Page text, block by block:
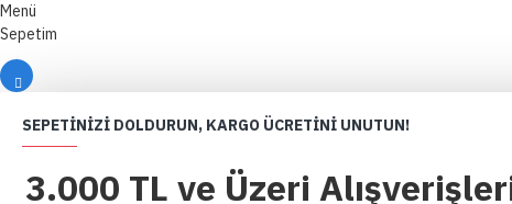
Menü
Sepetim
SEPETINIZI DOLDURUN, KARGO ÜCRETINI UNUTUN!
3.000 TL ve Üzeri